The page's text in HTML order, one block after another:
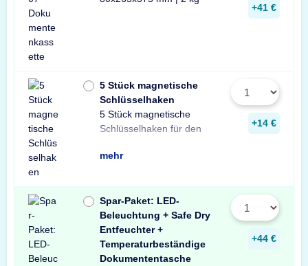
+41 €
5 Stück magnetische
Schlüsselhaken
5 Stück magnetische
Schlüsselhaken für den
Innenraum Ihres Tresors.
Die einfache, praktische
und sichere Lösung zur
Aufbewahrung von
Schlüsseln in Ihrem
mehr
+14 €
Spar-Paket: LED-
Beleuchtung + Safe Dry
Entfeuchter +
Temperaturbeständige
Dokumententasche
+44 €